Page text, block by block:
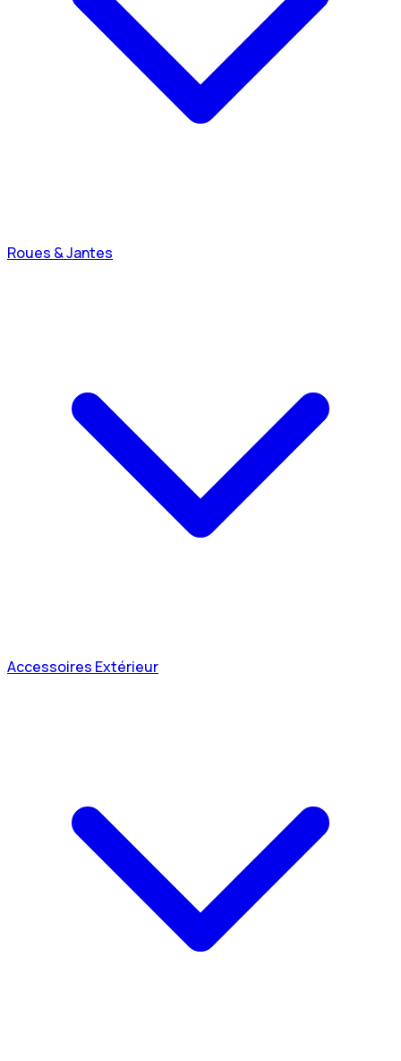
Roues & Jantes
Accessoires Extérieur